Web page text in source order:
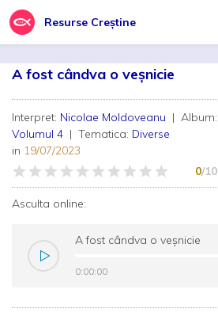
Resurse Creștine
A fost cândva o veșnicie
Interpret: Nicolae Moldoveanu | Album:
Volumul 4 | Tematica: Diverse
in 19/07/2023
0/10
Asculta online:
A fost cândva o veșnicie
0:00:00
0:00:00